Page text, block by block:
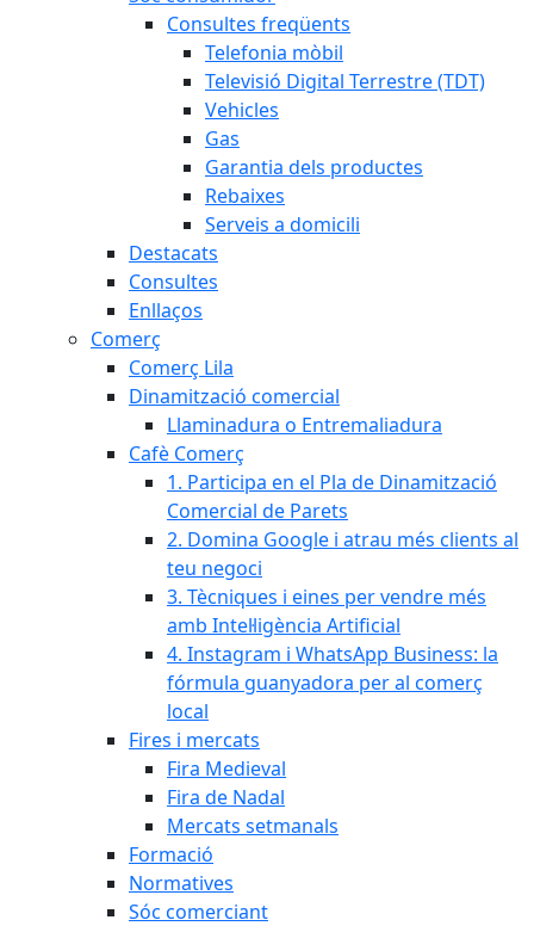
Consultes freqüents
Telefonia mòbil
Televisió Digital Terrestre (TDT)
Vehicles
Gas
Garantia dels productes
Rebaixes
Serveis a domicili
Destacats
Consultes
Enllaços
Comerç
Comerç Lila
Dinamització comercial
Llaminadura o Entremaliadura
Cafè Comerç
1. Participa en el Pla de Dinamització
Comercial de Parets
2. Domina Google i atrau més clients al
teu negoci
3. Tècniques i eines per vendre més
amb Intel·ligència Artificial
4. Instagram i WhatsApp Business: la
fórmula guanyadora per al comerç
local
Fires i mercats
Fira Medieval
Fira de Nadal
Mercats setmanals
Formació
Normatives
Sóc comerciant